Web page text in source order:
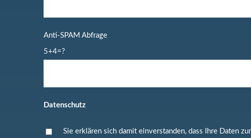
Anti-SPAM Abfrage
5+4=?
Datenschutz
Sie erklären sich damit einverstanden, dass Ihre Daten